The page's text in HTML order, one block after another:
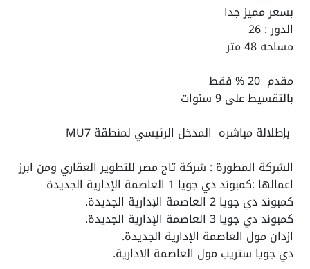
بسعر مميز جدا
الدور : 26
مساحه 48 متر
مقدم 20 % فقط
بالتقسيط على 9 سنوات
بإطلالة مباشره المدخل الرئيسي لمنطقة MU7
الشركة المطورة : شركة تاج مصر للتطوير العقاري ومن ابرز
اعمالها :كمبوند دي جويا 1 العاصمة الإدارية الجديدة
كمبوند دي جويا 2 العاصمة الإدارية الجديدة.
كمبوند دي جويا 3 العاصمة الإدارية الجديدة.
ازدان مول العاصمة الإدارية الجديدة.
دي جويا ستريب مول العاصمة الادارية.